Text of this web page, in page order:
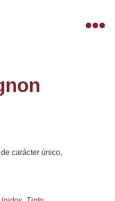
carácter único,